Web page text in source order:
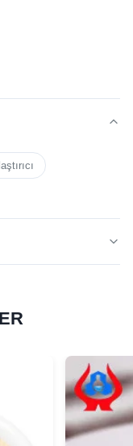
100%
0
0
0
0